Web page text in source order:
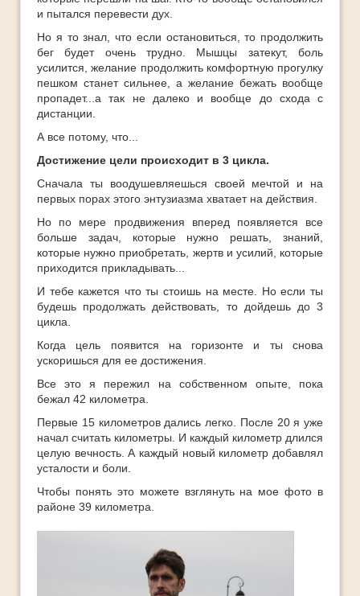
и пытался перевести дух.
Но я то знал, что если остановиться, то продолжить
бег будет очень трудно. Мышцы затекут, боль
усилится, желание продолжить комфортную прогулку
пешком станет сильнее, а желание бежать вообще
пропадет...а так не далеко и вообще до схода с
дистанции.
А все потому, что...
Достижение цели происходит в 3 цикла.
Сначала ты воодушевляешься своей мечтой и на
первых порах этого энтузиазма хватает на действия.
Но по мере продвижения вперед появляется все
больше задач, которые нужно решать, знаний,
которые нужно приобретать, жертв и усилий, которые
приходится прикладывать...
И тебе кажется что ты стоишь на месте. Но если ты
будешь продолжать действовать, то дойдешь до 3
цикла.
Когда цель появится на горизонте и ты снова
ускоришься для ее достижения.
Все это я пережил на собственном опыте, пока
бежал 42 километра.
Первые 15 километров дались легко. После 20 я уже
начал считать километры. И каждый километр длился
целую вечность. А каждый новый километр добавлял
усталости и боли.
Чтобы понять это можете взглянуть на мое фото в
районе 39 километра.